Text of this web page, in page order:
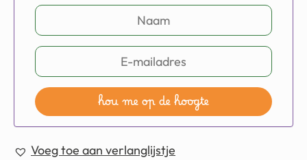
hou me op de hoogte
Voeg toe aan verlanglijstje